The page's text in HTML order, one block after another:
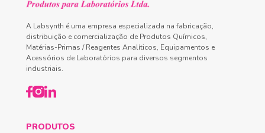
A Labsynth é uma empresa especializada na fabricação,
distribuição e comercialização de Produtos Químicos,
Matérias-Primas / Reagentes Analíticos, Equipamentos e
Acessórios de Laboratórios para diversos segmentos
industriais.
PRODUTOS